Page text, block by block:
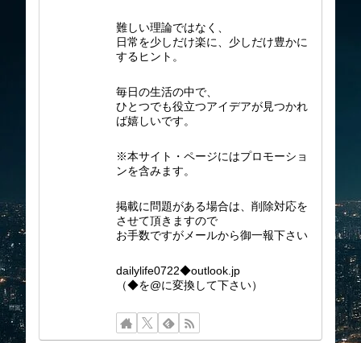
難しい理論ではなく、
日常を少しだけ楽に、少しだけ豊かに
するヒント。
毎日の生活の中で、
ひとつでも役立つアイデアが見つかれ
ば嬉しいです。
※本サイト・ページにはプロモーショ
ンを含みます。
掲載に問題がある場合は、削除対応を
させて頂きますので
お手数ですがメールから御一報下さい
dailylife0722◆outlook.jp
（◆を@に変換して下さい）